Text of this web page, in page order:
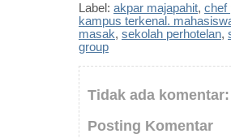
Label: akpar majapahit, chef
kampus terkenal.
masak, sekolah perhotelan,
group
Tidak ada komentar:
Posting Komentar